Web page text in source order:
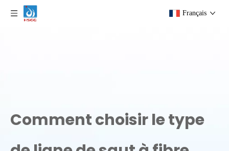
Français
Comment choisir le type